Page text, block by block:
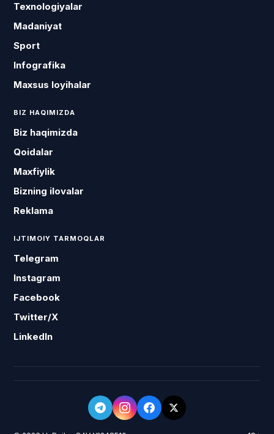
Texnologiyalar
Madaniyat
Sport
Infografika
Maxsus loyihalar
BIZ HAQIMIZDA
Biz haqimizda
Qoidalar
Maxfiylik
Bizning ilovalar
Reklama
IJTIMOIY TARMOQLAR
Telegram
Instagram
Facebook
Twitter/X
LinkedIn